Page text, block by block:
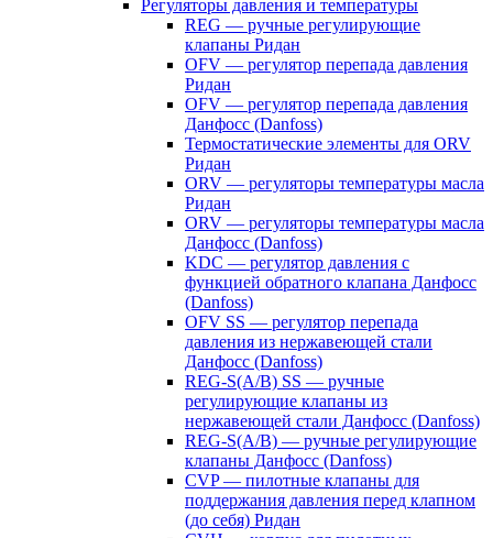
Регуляторы давления и температуры
REG — ручные регулирующие
клапаны Ридан
OFV — регулятор перепада давления
Ридан
OFV — регулятор перепада давления
Данфосс (Danfoss)
Термостатические элементы для ORV
Ридан
ORV — регуляторы температуры масла
Ридан
ORV — регуляторы температуры масла
Данфосс (Danfoss)
KDC — регулятор давления с
функцией обратного клапана Данфосс
(Danfoss)
OFV SS — регулятор перепада
давления из нержавеющей стали
Данфосс (Danfoss)
REG-S(A/B) SS — ручные
регулирующие клапаны из
нержавеющей стали Данфосс (Danfoss)
REG-S(A/B) — ручные регулирующие
клапаны Данфосс (Danfoss)
CVP — пилотные клапаны для
поддержания давления перед клапном
(до себя) Ридан